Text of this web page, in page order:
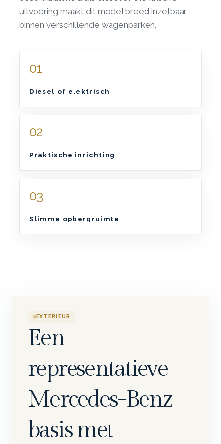
uitvoering maakt dit model breed inzetbaar
binnen verschillende wagenparken.
01
Diesel of elektrisch
02
Praktische inrichting
03
Slimme opbergruimte
EXTERIEUR
Een
representatieve
Mercedes-Benz
basis met